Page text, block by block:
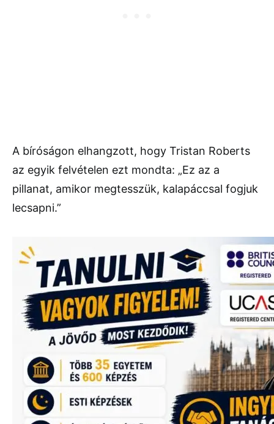
A bíróságon elhangzott, hogy Tristan Roberts
az egyik felvételen ezt mondta: „Ez az a
pillanat, amikor megtesszük, kalapáccsal fogjuk
lecsapni.”